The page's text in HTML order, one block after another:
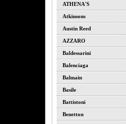
ATHENA'S
Atkinsons
Austin Reed
AZZARO
Baldessarini
Balenciaga
Balmain
Basile
Battistoni
Benetton